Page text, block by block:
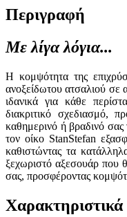
Περιγραφή
Με λίγα λόγια...
Η κομψότητα της
ανοξείδωτου ατσαλιού σε
ιδανικά για κάθε
διακριτικό σχεδιασμό,
καθημερινό ή βραδινό
τον οίκο StanStefan
καθιστώντας τα
ξεχωριστό αξεσουάρ που
σας, προσφέροντας
Χαρακτηριστικά